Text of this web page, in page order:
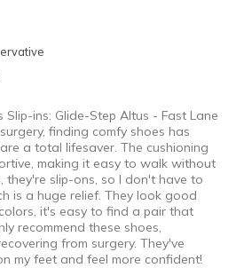
true to width
Shoes
Slip-ins: Glide-Step Altus - Fast Lane
finding comfy shoes has
a total lifesaver. The cushioning
making it easy to walk without
they're slip-ons, so I don't have to
is a huge relief. They look good
it's easy to find a pair that
recommend these shoes,
from surgery. They've
my feet and feel more confident!